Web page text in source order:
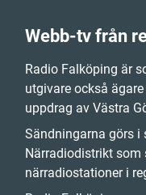
Webb-tv från
Radio Falköping är
utgivare också
uppdrag av Västra
Sändningarna görs i
Närradiodistrikt som
närradiostationer i